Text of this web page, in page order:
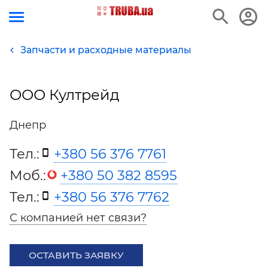
Запчасти и расходные материалы
ООО Култрейд
Днепр
Тел.:
+380 56 376 7761
Моб.:
+380 50 382 8595
Тел.:
+380 56 376 7762
С компанией нет связи?
ОСТАВИТЬ ЗАЯВКУ